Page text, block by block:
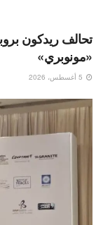
«مونوبري»